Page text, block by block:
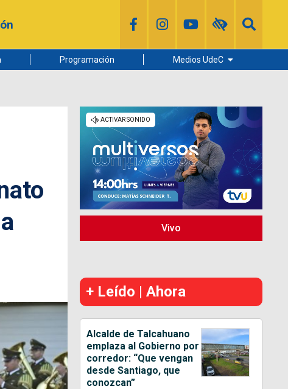
Programación Medios UdeC
Radio UdeC
Noticias UdeC
La Discusión
Vivo
+ Leído | Ahora
Alcalde de Talcahuano
emplaza al Gobierno por
corredor: “Que vengan
desde Santiago, que
conozcan”